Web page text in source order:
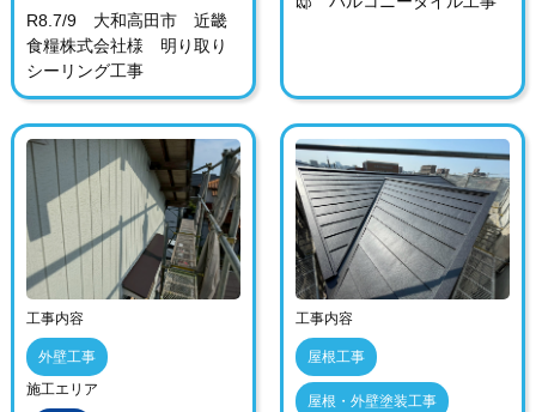
R8.7/9 大和高田市 近畿
食糧株式会社様 明り取り
シーリング工事
工事内容
外壁工事
施工エリア
工事内容
屋根工事
屋根・外壁塗装工事